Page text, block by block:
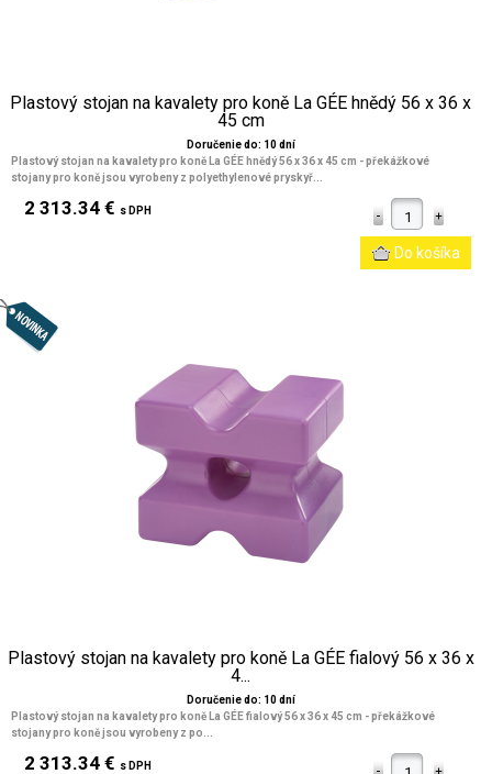
Plastový stojan na kavalety pro koně La GÉE hnědý 56 x 36 x
45 cm
Doručenie do: 10 dní
Plastový stojan na kavalety pro koně La GÉE hnědý 56 x 36 x 45 cm - překážkové
stojany pro koně jsou vyrobeny z polyethylenové pryskyř...
2 313.34 € s DPH
Plastový stojan na kavalety pro koně La GÉE fialový 56 x 36 x
4...
Doručenie do: 10 dní
Plastový stojan na kavalety pro koně La GÉE fialový 56 x 36 x 45 cm - překážkové
stojany pro koně jsou vyrobeny z po...
2 313.34 € s DPH